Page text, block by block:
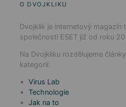
O DVOJKLIKU
Dvojklik je internetový magazín
společnosti ESET již od roku
Na Dvojkliku rozdělujeme
kategorií:
Virus Lab
Technologie
Jak na to